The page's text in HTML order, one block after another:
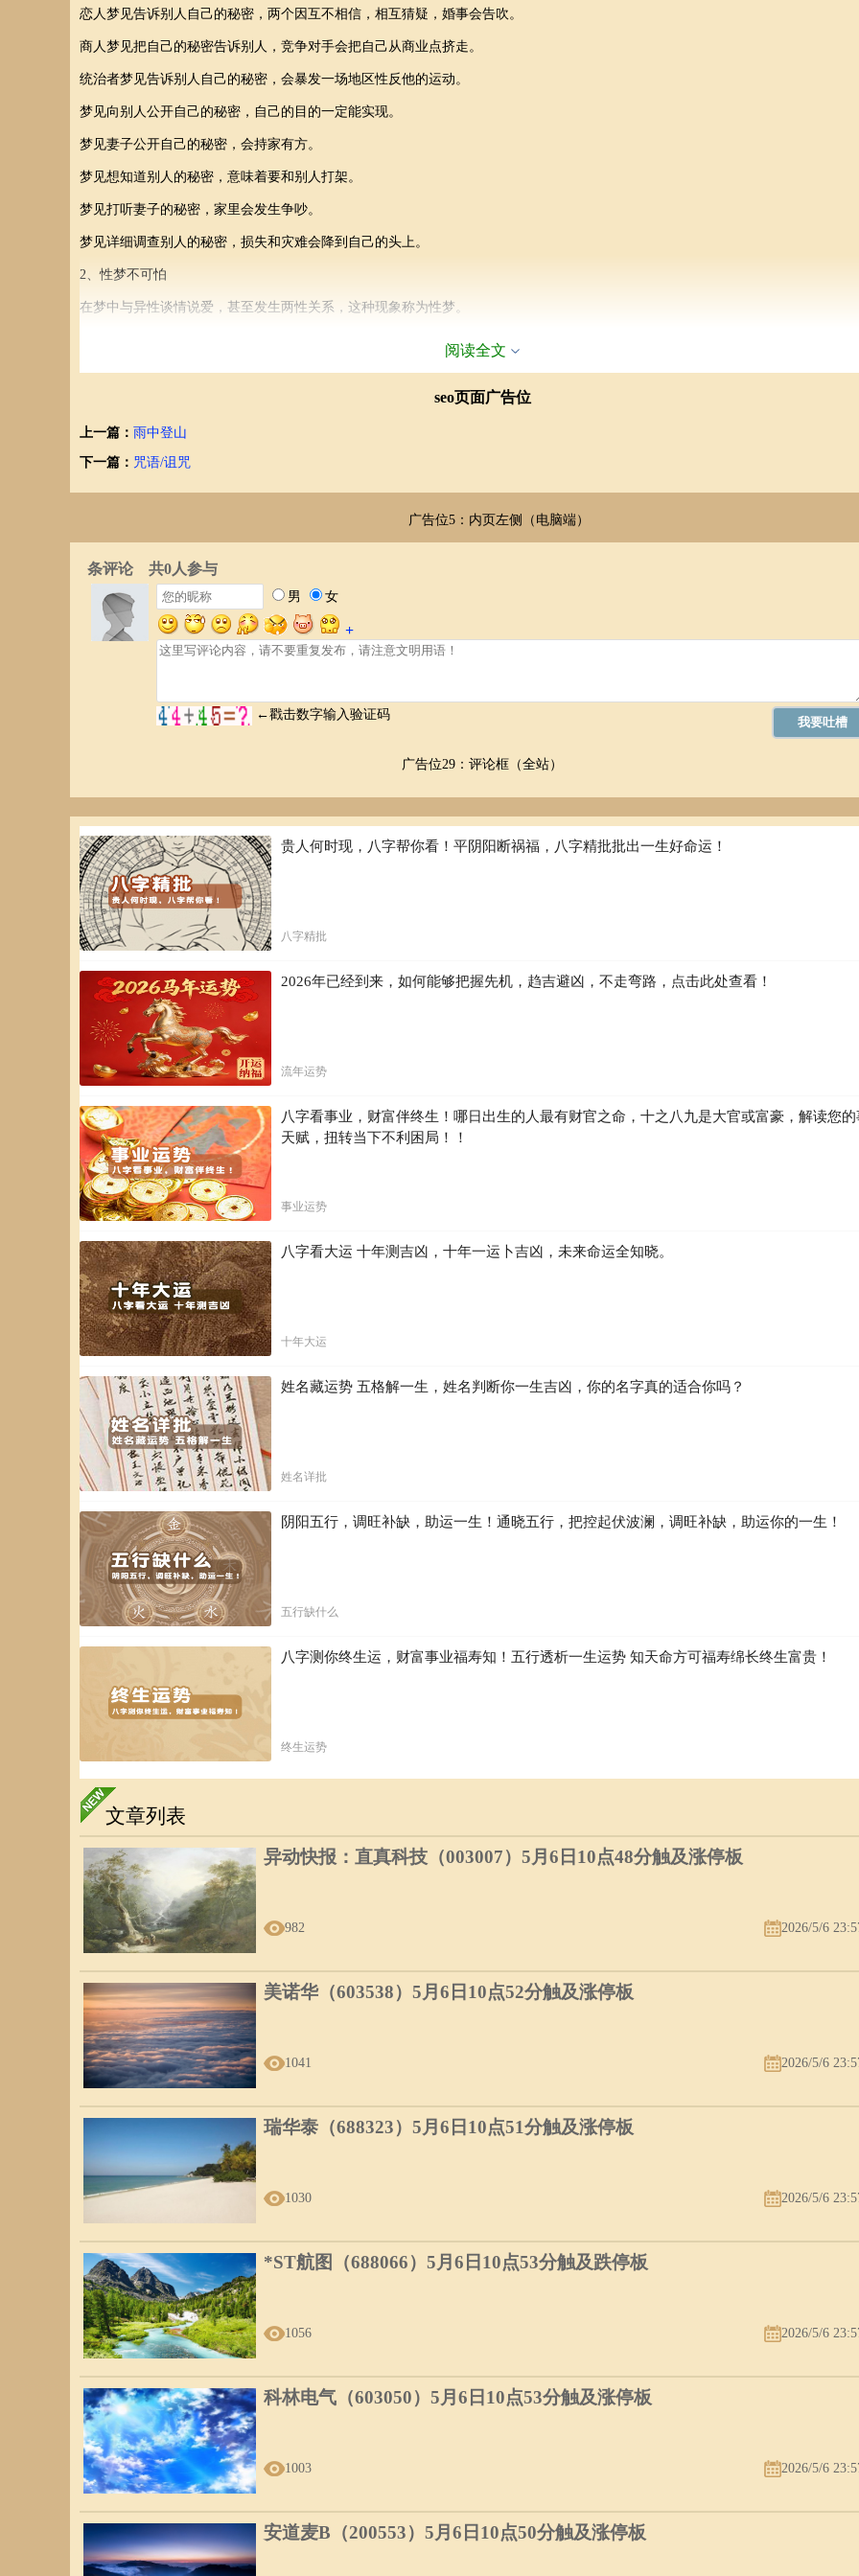
恋人梦见告诉别人自己的秘密，两个因互不相信，相互猜疑，婚事会告吹。
商人梦见把自己的秘密告诉别人，竞争对手会把自己从商业点挤走。
统治者梦见告诉别人自己的秘密，会暴发一场地区性反他的运动。
梦见向别人公开自己的秘密，自己的目的一定能实现。
梦见妻子公开自己的秘密，会持家有方。
梦见想知道别人的秘密，意味着要和别人打架。
梦见打听妻子的秘密，家里会发生争吵。
梦见详细调查别人的秘密，损失和灾难会降到自己的头上。
2、性梦不可怕
在梦中与异性谈情说爱，甚至发生两性关系，这种现象称为性梦。
武汉同济医科大学曾对700名13～16岁的男性作性梦情况的调查，发现男性青少年的性梦发生率约占19.8%，且性梦发生率有明显的年
性梦的本质是一种潜性意识活动，是人类正常的性活动之一。性梦的内容可以是极其复杂的、零乱和虚构的片断，也可以是一个与某
由于寻求和揭示性的奥秘是青少年所向往的事情，他们想了解两性的秘密和探究人类生死的真谛，因而影视中的性的暗示、黄色书刊
色情故事，裸露较多的女性画片、父母之间的亲昵动作，都会对他们产生种种不同的影响。由于在成长过程中学会了自我控制的能力
象。据调配，大多数遗精与性梦有关，在性梦中，性兴奋突然而来，精液随之射出。无疑，性梦在满足性生理需要中发挥了积极作用
对于性梦，必须正确对待。性梦虽能创造一个自由奔放、无拘无束、心旷神怡的仙境，但毕竟是梦，不是客观现实。梦者在梦中体验
下，自我陶醉一下也就够了，不要信为以真，不必追求实现，以免消耗精力或为此而苦恼。有个别人因性梦产生羞耻感、罪恶感和迷
彩，也是不必要的，因为性梦是正常的生理心理现象，并不是现实生活中的所作所为，不必作茧自缚。
你最近是否做过一些奇特的与性有关的梦呢?以下是对这种梦的分析。 金西医生把这一现象解释为：聪明人有更丰富的想象力。你完
用害怕、紧张，可以把它看成是智商高的表现。别忘了，连狗、猫这样的动物都会做与性有关的梦。 另外请记住，不止是你，就连你
现，女生多梦见接吻、拥抱;男生多梦见性交。男生梦中出现的多是陌生人，而女生梦中出现的多是她们所熟悉的人。自然，女人做梦
一般来说，这种梦没有什么害处，相反，还对人体有好处，它是一种安全无害的释放人体性欲的方式。专家讲，如果夜晚的离奇念头
天的思想准则相去甚远，最好不去追究。就是异性相爱的人，也会偶尔做一回同性恋的梦呢。 梦的解释 专家认为，梦中行为可以提
们，以防它在实际生活中重演，是对内在需求和性要求的发泄。
以下是对几种常见梦的解析：
骗人的梦：如果梦中出现的女人不是你妻子或女友，不必为此而内疚，它提醒你在实际生活中要安分守己。其实你多半只记得梦中与
犯相同的错误。”
梦见不漂亮的女人：年轻人常做这种梦是发现一个人优点的方式，说明你是因为她的优点，而不是脸蛋漂亮才喜欢上她的。随着年龄
长，当你知道并不是所有人的妻子都美若天仙后，这种梦也就没有了。
梦中有同性行为：梦中的性爱对象常常是相关情感的象征。比如，你最近和某个女人关系紧张，那么有关同性恋的梦实际是对你的一
慰。你作为一个男人，当然更了解同性人的思想和感情，他们不像异性那样令人难以琢磨。
梦中失意：你在梦中离女人很，可就是摸不着，无法得到。这说明你在现实生活中有某些失意的地方。例如，担心找不到工作时会
梦。
梦中乱伦：有这种梦并不表明堕落。有时夫妻关系紧张或与女友交往遇到困难时，会做这种梦。
4、威蒙夫妇的罕见奇梦
谣市号“轮船横渡大西洋反英，船在海上遇到暴风，持续8天他都睡得不好。在风势缓和的那晚，他睡着了，梦见他太太居然穿着睡衣
的舱房门口，好象知道舱房里不只有他一个人，她稍显迟疑，然后弯下身来吻我，在搂抱了一会儿后，即又安详地离去。“当威蒙醒来
后，和他住同舱的房伴泰特，一脸严肃、两眼直瞪着威蒙说：“你真幸运，居然有女人会那样来找你!“威蒙一头雾水，问泰特是什么意
思，泰特说他昨晚看到一个穿睡袍的女人进来，又如何如何等等，与威蒙的梦境如出一辙。在回到桥港后，威蒙太太一见到丈夫，就
说：“一个礼拜前的星期二，你有没有感觉到我去找你?“原来威蒙太太在听到海上有暴风，而且有另一艘船遇难的消息后，担心的睡不
学，就在威蒙做那个梦当天的凌晨4点，威蒙太太“看见“自己横越暴风雨的大海，找到了“民谣市号“，进入丈夫的舱房。“在上铺有一
谣市号“以及舱房的描述，“在细节上均符合“;而且和威蒙同船的妹妹也证实，泰特曾经问她是否曾在某夜到舱房里来探视她哥哥。
5、论色情春梦
圣女泰丽莎的“色情梦” 道德意识越浓厚的人，在性方面越需要象征，他们的色情梦可能就越隐晦。
19世纪，天主教修女圣女泰丽莎(St.Theresa)曾在梦中看到一个天使朝她走来，“我看见那个天使手中握着一支金色的长矛，其铁硬的尖
出来，他让我完全燃烧在上帝的爱里。那是很痛苦的，我呻吟了几声，但这种痛苦带来了无限的甜美，使我几乎不愿失去它。”
泰丽莎认为这是一种宗教上的狂喜体验，对纯洁的她来说，这是无庸置疑的。但我们若戴上精神分析的“有色透镜”来看，它却是一个
象征意味的色情梦，那支“尖端铁硬、有着火光的金色长矛”乃是阴茎的象征。
事实上，这个梦也彰显了圣.泰丽莎在白天的意识生活中，是一个洁身自爱、道德意识浓厚的人。因为她道德意识浓厚，所以才会压抑
于生物本能的性欲，才“需要象征”。
“夜间遗精”亦被称为“梦遗”，因为当事者的遗精后，通常会醒来，而且记得自己刚刚做了一个梦。佛洛伊德在《梦的解析》中曾引用
弟子峦克所提到的两个“春梦”：“我梦见自己在牙科诊所内，医师正在磨钻我下巴的一颗坏牙。他工作了好久，然后拿起一把铗子，毫
层。我由牙科治疗椅上爬起来，好奇地靠近它，并问一个吸引我的医学问题。牙医师这时一面将我出奇的牙齿各层分开，并用某种器
它捣碎，一面回答说，这和青春期有关，因为只有在青春期以前，牙齿才会这么容易掉出来，如果是女性的话，则要在生下孩子后才
此。”
就在这时，梦者感觉到自己在遗精。在佛洛伊德的理论时,“拔掉牙齿”正是“射精”的象征。 另一个遗精之梦如下：
“我奔下楼梯，追着一位女孩，因为她对我做了某些事，所以我要处罚她。在楼梯的下端有人替我拦住这位女孩(一个大女人?)我捉住了
她，但不晓得有没有打她。因为我突然发现自己在楼梯的中段和这小女孩性交(似乎就像是浮在空中一样)。这不是真正的性交，我只
性器官磨擦她的外生殖器而已，而当时我很清楚地看到它们，还有她的头正朝上外方翻转，在这性行为中，我看到我的左上方挂着两
画(也像是在空中一样)--画着房子，四周围绕着树木的风景，在比较小张的画面下端，没有画家的署名，反而是我的姓名，好象是要
我的生日礼物。然后我看见两幅画前面的标签，说还有更便宜的画，而我也因为遗精带来的潮湿醒赤来了。”
佛洛伊德因此说：“遗精梦的特殊性质不但使我们直接观察到一些被认为是典型，但无论如何却受到激烈议论的性象征;并且使我们相
些看来是纯洁无邪的梦中情况不过是性景象的前奏曲罢了。通常，后者只有在较少见的遗精梦中才不经过伪装而直接呈现，其他时候
变成焦虑的梦而使梦者惊醒。”
7、“推陈出新”的色情梦
有一位青年在遗精梦中出现了佛洛伊德所说的焦虑：
“我梦见我和四五个同样年纪的伙伴在某个猎苑里下车，那时的冬天，猎怨已荒弃，地面上覆盖着冰雪。我们走过一条寻金的山径，
有其他人尾随而来。最后我们离开小径，走进远方有森林在旷野中。有一些像猪的小动物在旷野中跑来跑去。当我们走进森林中时，
有些人的遗精梦中，还出现了符合佛洛德象征主义的新象征：
“我梦见我正驾驶着一部雷鸟牌的敞篷新车，我想把篷盖放下来，但操作蓬架的开关失灵，胡搞了一阵没有成功，我驶下调整公路，
自己和车子陷入非常混乱的交通堵塞中。就在这个时候，我梦遗了。”
充满动力的汽车是男性性能力的新象征。
阅读全文
seo页面广告位
上一篇： 雨中登山
下一篇： 咒语/诅咒
广告位5：内页左侧（电脑端）
广告位29：评论框（全站）
贵人何时现，八字帮你看！平阴阳断祸福，八字精批批出一生好命运！
八字精批
2026年已经到来，如何能够把握先机，趋吉避凶，不走弯路，点击此处查看！
流年运势
八字看事业，财富伴终生！哪日出生的人最有财官之命，十之八九是大官或富豪，解读您的
天赋，扭转当下不利困局！！
事业运势
八字看大运 十年测吉凶，十年一运卜吉凶，未来命运全知晓。
十年大运
姓名藏运势 五格解一生，姓名判断你一生吉凶，你的名字真的适合你吗？
姓名详批
阴阳五行，调旺补缺，助运一生！通晓五行，把控起伏波澜，调旺补缺，助运你的一生！
五行缺什么
八字测你终生运，财富事业福寿知！五行透析一生运势 知天命方可福寿绵长终生富贵！
终生运势
文章列表
异动快报：直真科技（003007）5月6日10点48分触及涨停板
982 2026/5/6
美诺华（603538）5月6日10点52分触及涨停板
1041 2026/5/6
瑞华泰（688323）5月6日10点51分触及涨停板
1030 2026/5/6
*ST航图（688066）5月6日10点53分触及跌停板
1056 2026/5/6
科林电气（603050）5月6日10点53分触及涨停板
1003 2026/5/6
安道麦B（200553）5月6日10点50分触及涨停板